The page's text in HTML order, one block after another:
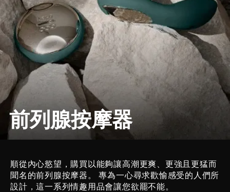
前列腺按摩器
描
述
順從內心慾望，購買以能夠讓高潮更爽、更強且更猛而
聞名的前列腺按摩器。 專為一心尋求歡愉感受的人們所
設計，這一系列情趣用品會讓您欲罷不能。